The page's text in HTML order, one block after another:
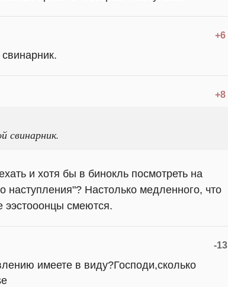
+6
+8
свинарник.
и хотя бы в бинокль посмотреть на
наступления"? Настолько медленного, что
смеются.
-13
имеете в виду?Господи,сколько